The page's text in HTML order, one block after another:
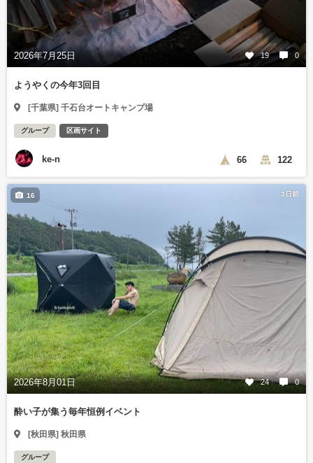
2026年7月25日 19 0
ようやくの今年3回目
[千葉県] 千石台オートキャンプ場
グループ 区画サイト
ke-n 66 122
3日前
2026年8月01日 24 0
16
酔い子が集う毎年恒例イベント
[秋田県] 秋田県
グループ